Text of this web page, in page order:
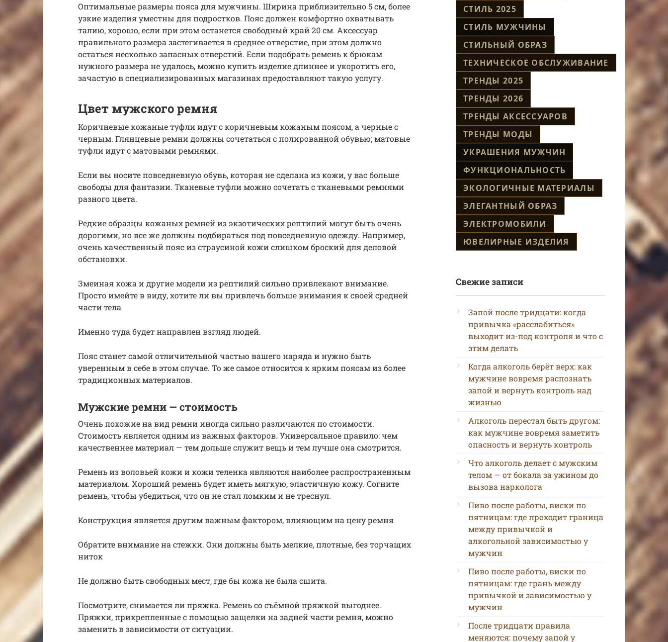
Оптимальные размеры пояса для мужчины. Ширина приблизительно 5 см, более
узкие изделия уместны для подростков. Пояс должен комфортно охватывать
талию, хорошо, если при этом останется свободный край 20 см. Аксессуар
правильного размера застегивается в среднее отверстие, при этом должно
остаться несколько запасных отверстий. Если подобрать ремень к брюкам
нужного размера не удалось, можно купить изделие длиннее и укоротить его,
зачастую в специализированных магазинах предоставляют такую услугу.
Цвет мужского ремня
Коричневые кожаные туфли идут с коричневым кожаным поясом, а черные с
черным. Глянцевые ремни должны сочетаться с полированной обувью; матовые
туфли идут с матовыми ремнями.
Если вы носите повседневную обувь, которая не сделана из кожи, у вас больше
свободы для фантазии. Тканевые туфли можно сочетать с тканевыми ремнями
разного цвета.
Редкие образцы кожаных ремней из экзотических рептилий могут быть очень
дорогими, но все же должны подбираться под повседневную одежду. Например,
очень качественный пояс из страусиной кожи слишком броский для деловой
обстановки.
Змеиная кожа и другие модели из рептилий сильно привлекают внимание.
Просто имейте в виду, хотите ли вы привлечь больше внимания к своей средней
части тела
Именно туда будет направлен взгляд людей.
Пояс станет самой отличительной частью вашего наряда и нужно быть
уверенным в себе в этом случае. То же самое относится к ярким поясам из более
традиционных материалов.
Мужские ремни — стоимость
Очень похожие на вид ремни иногда сильно различаются по стоимости.
Стоимость является одним из важных факторов. Универсальное правило: чем
качественнее материал — тем дольше служит вещь и тем лучше она смотрится.
Ремень из воловьей кожи и кожи теленка являются наиболее распространенным
материалом. Хороший ремень будет иметь мягкую, эластичную кожу. Согните
ремень, чтобы убедиться, что он не стал ломким и не треснул.
Конструкция является другим важным фактором, влияющим на цену ремня
Обратите внимание на стежки. Они должны быть мелкие, плотные, без торчащих
ниток
Не должно быть свободных мест, где бы кожа не была сшита.
Посмотрите, снимается ли пряжка. Ремень со съёмной пряжкой выгоднее.
Пряжки, прикрепленные с помощью защелки на задней части ремня, можно
заменить в зависимости от ситуации.
СТИЛЬ 2025
СТИЛЬ МУЖЧИНЫ
СТИЛЬНЫЙ ОБРАЗ
ТЕХНИЧЕСКОЕ ОБСЛУЖИВАНИЕ
ТРЕНДЫ 2025
ТРЕНДЫ 2026
ТРЕНДЫ АКСЕССУАРОВ
ТРЕНДЫ МОДЫ
УКРАШЕНИЯ МУЖЧИН
ФУНКЦИОНАЛЬНОСТЬ
ЭКОЛОГИЧНЫЕ МАТЕРИАЛЫ
ЭЛЕГАНТНЫЙ ОБРАЗ
ЭЛЕКТРОМОБИЛИ
ЮВЕЛИРНЫЕ ИЗДЕЛИЯ
Свежие записи
Запой после тридцати: когда
привычка «расслабиться»
выходит из-под контроля и что с
этим делать
Когда алкоголь берёт верх: как
мужчине вовремя распознать
запой и вернуть контроль над
жизнью
Алкоголь перестал быть другом:
как мужчине вовремя заметить
опасность и вернуть контроль
Что алкоголь делает с мужским
телом — от бокала за ужином до
вызова нарколога
Пиво после работы, виски по
пятницам: где проходит граница
между привычкой и
алкогольной зависимостью у
мужчин
Пиво после работы, виски по
пятницам: где грань между
привычкой и зависимостью у
мужчин
После тридцати правила
меняются: почему запой у